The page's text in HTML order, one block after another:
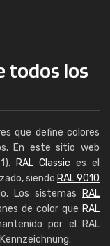
todos los
que define colores
En este sitio web
RAL Classic es el
siendo RAL 9010
Los sistemas
RAL
de color que RAL
por el RAL